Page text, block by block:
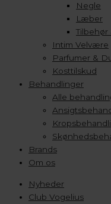
Negle
Læber
Tilbehør
Intim Velvære
Parfumer &
Kosttilskud
Behandlinger
Alle
Brands
Om os
Nyheder
Club Vogelius